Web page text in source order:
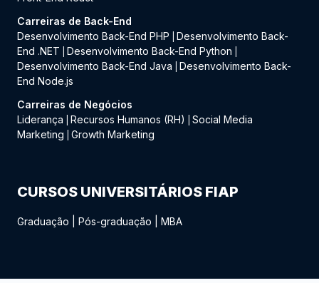
Carreiras de Back-End
Desenvolvimento Back-End PHP
Desenvolvimento Back-
End .NET
Desenvolvimento Back-End Python
Desenvolvimento Back-End Java
Desenvolvimento Back-
End Node.js
Carreiras de Negócios
Liderança
Recursos Humanos (RH)
Social Media
Marketing
Growth Marketing
CURSOS UNIVERSITÁRIOS FIAP
Graduação Pós-graduação MBA